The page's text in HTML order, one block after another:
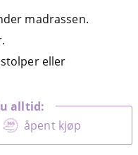
madrassen.
eller
åpent kjøp
alltid: